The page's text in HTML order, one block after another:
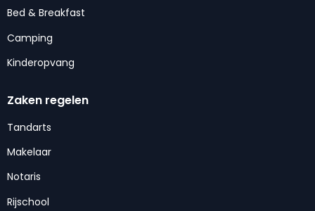
Bed & Breakfast
Camping
Kinderopvang
Zaken regelen
Tandarts
Makelaar
Notaris
Rijschool